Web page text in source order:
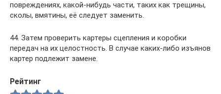
повреждениях, какой-нибудь части, таких как трещины,
сколы, вмятины, её следует заменить.
44. Затем проверить картеры сцепления и коробки
передач на их целостность. В случае каких-либо изъянов
картер подлежит замене.
Рейтинг